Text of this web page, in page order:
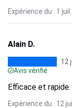
Expérience du : 1
Alain D.
12
Avis vérifié
Efficace et rapide.
Expérience du : 12